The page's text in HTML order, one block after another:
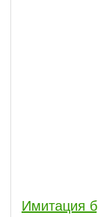
Имитация